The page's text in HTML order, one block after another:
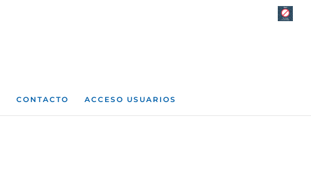
CONTACTO ACCESO USUARIOS